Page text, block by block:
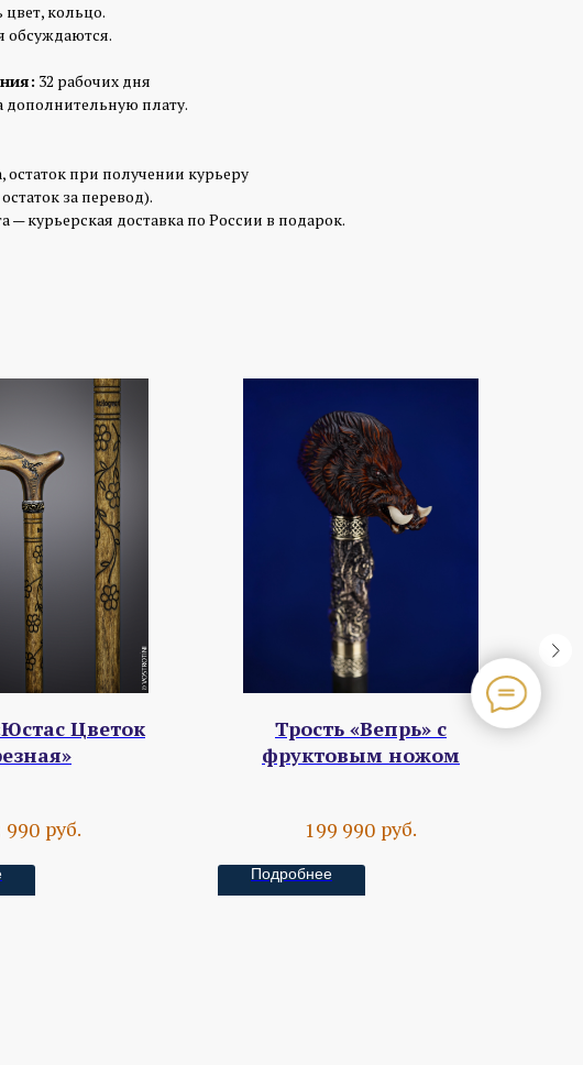
кольцо.
32 рабочих дня
плату.
остаток при получении курьеру
за перевод).
— курьерская доставка по России в подарок.
Цветок
990 руб.
Трость «Вепрь» с
фруктовым ножом
199 990 руб.
Подробнее